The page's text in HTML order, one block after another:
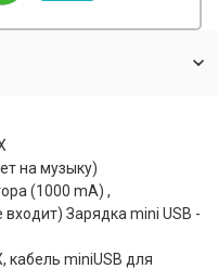
на музыку)
(1000 mA) ,
Зарядка mini USB -
кабель miniUSB для